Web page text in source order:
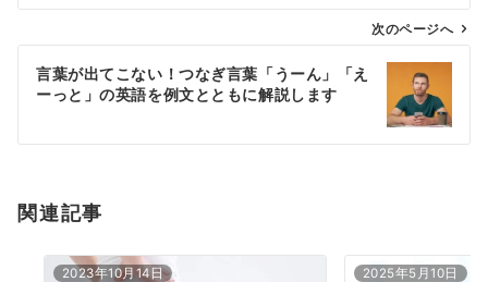
ン
次のページへ
言葉が出てこない！つなぎ言葉「うーん」「え
ーっと」の英語を例文とともに解説します
関連記事
2023年10月14日 2025年5月10日